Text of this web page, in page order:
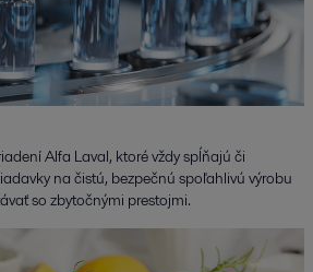
Alfa Laval, ktoré vždy spĺňajú či
na čistú, bezpečnú spoľahlivú výrobu
so zbytočnými prestojmi.